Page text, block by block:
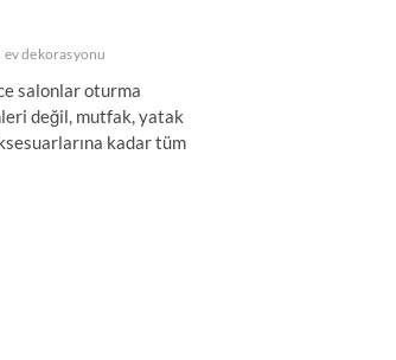
ev dekorasyonu
salonlar oturma
değil, mutfak, yatak
kadar tüm